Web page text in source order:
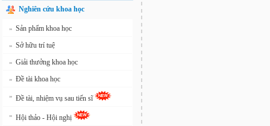
Nghiên cứu khoa học
» Sản phẩm khoa học
» Sở hữu trí tuệ
» Giải thưởng khoa học
» Đề tài khoa học
» Đề tài, nhiệm vụ sau tiến sĩ
» Hội thảo - Hội nghị